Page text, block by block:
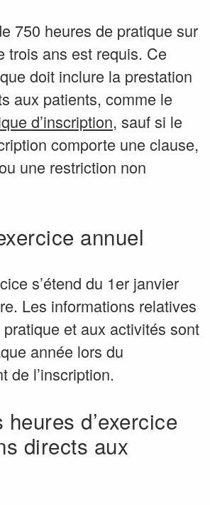
750 heures de pratique sur
trois ans est requis. Ce
doit inclure la prestation
aux patients, comme le
d’inscription, sauf si le
comporte une clause,
une restriction non
annuel
s’étend du 1er janvier
Les informations relatives
et aux activités sont
année lors du
de l’inscription.
d’exercice
directs aux